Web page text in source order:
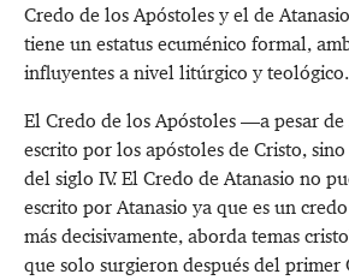
Credo de los Apóstolesy el de
tiene un estatus ecuménico formal,
influyentes a nivel litúrgico y teológico.
El Credo de los Apóstoles —a pesar
escrito por los apóstoles de Cristo,
del siglo IV. El Credo de Atanasio no
escrito por Atanasio ya que es un
más decisivamente, aborda temas
que solo surgieron después del primer